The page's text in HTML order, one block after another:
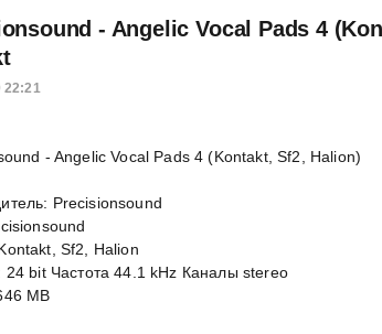
- Angelic Vocal Pads 4
22:21
- Angelic Vocal Pads 4 (Kontakt, Sf2, Halion)
Precisionsound
Sf2, Halion
24 bit Частота 44.1 kHz Каналы stereo
MB